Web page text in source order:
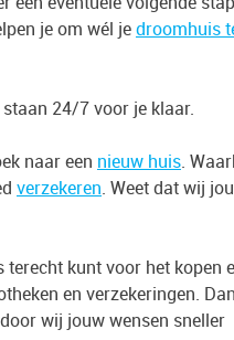
je om wél jedroomhuis
24/7 voor je klaar.
naar een nieuw huis.
verzekeren. Weet dat wij jou
kunt voor het kopen
en verzekeringen.
wij jouw wensen sneller